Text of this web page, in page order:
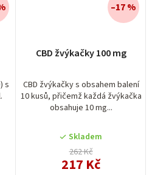
s
CBD žvýkačky 100 mg
CBD žvýkačky s obsahem balení
10 kusů, přičemž každá žvýkačka
obsahuje 10 mg...
Skladem
262 Kč
217 Kč
–17 %